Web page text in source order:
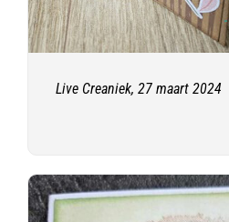
Live Creaniek, 27 maart 2024